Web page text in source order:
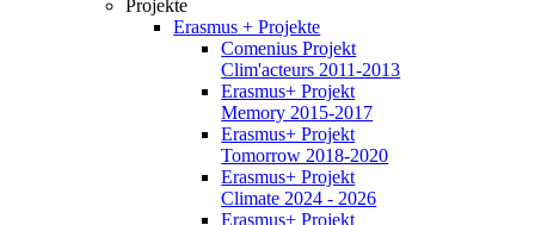
Projekte
Erasmus + Projekte
Comenius Projekt
Clim'acteurs 2011-2013
Erasmus+ Projekt
Memory 2015-2017
Erasmus+ Projekt
Tomorrow 2018-2020
Erasmus+ Projekt
Climate 2024 - 2026
Erasmus+ Projekt